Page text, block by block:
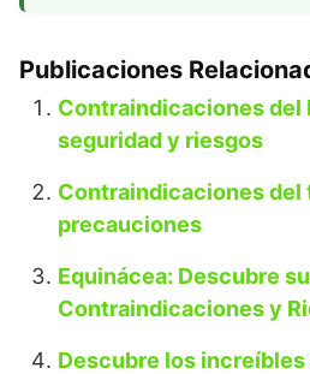
Publicaciones
Contraindicaciones del
seguridad y riesgos
Contraindicaciones del
precauciones
Equinácea: Descubre
Contraindicaciones y
Descubre los